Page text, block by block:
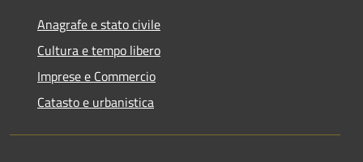
Anagrafe e stato civile
Cultura e tempo libero
Imprese e Commercio
Catasto e urbanistica